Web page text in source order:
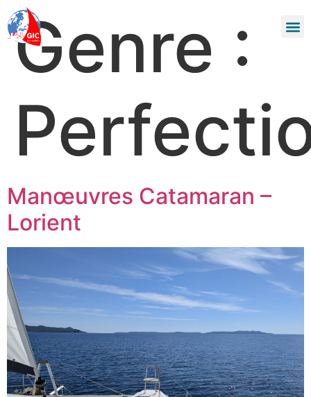
Genre :
Manœuvres Catamaran –
Lorient